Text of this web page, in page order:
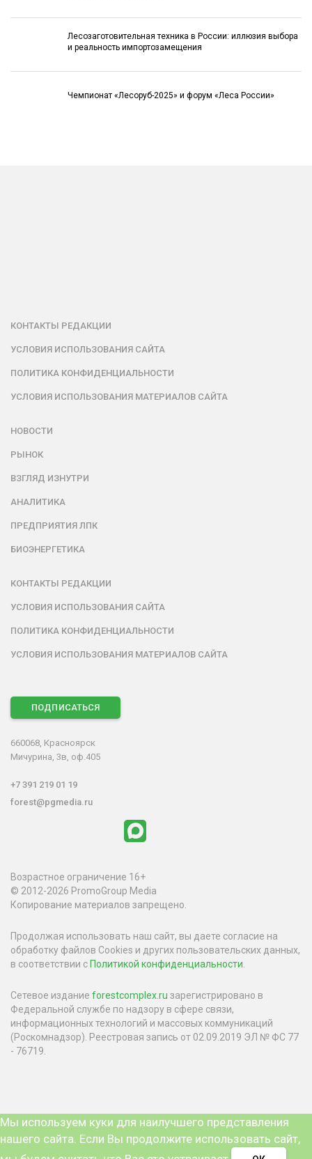
Лесозаготовительная техника в России: иллюзия выбора
и реальность импортозамещения
Чемпионат «Лесоруб-2025» и форум «Леса России»
КОНТАКТЫ РЕДАКЦИИ
УСЛОВИЯ ИСПОЛЬЗОВАНИЯ САЙТА
ПОЛИТИКА КОНФИДЕНЦИАЛЬНОСТИ
УСЛОВИЯ ИСПОЛЬЗОВАНИЯ МАТЕРИАЛОВ САЙТА
НОВОСТИ
РЫНОК
ВЗГЛЯД ИЗНУТРИ
АНАЛИТИКА
ПРЕДПРИЯТИЯ ЛПК
БИОЭНЕРГЕТИКА
КОНТАКТЫ РЕДАКЦИИ
УСЛОВИЯ ИСПОЛЬЗОВАНИЯ САЙТА
ПОЛИТИКА КОНФИДЕНЦИАЛЬНОСТИ
УСЛОВИЯ ИСПОЛЬЗОВАНИЯ МАТЕРИАЛОВ САЙТА
ПОДПИСАТЬСЯ
660068, Красноярск
Мичурина, 3в, оф.405
+7 391 219 01 19
forest@pgmedia.ru
Возрастное ограничение 16+
© 2012-2026 PromoGroup Media
Копирование материалов запрещено.
Продолжая использовать наш сайт, вы даете согласие на
обработку файлов Cookies и других пользовательских данных,
в соответствии с Политикой конфиденциальности.
Сетевое издание forestcomplex.ru зарегистрировано в
Федеральной службе по надзору в сфере связи,
информационных технологий и массовых коммуникаций
(Роскомнадзор). Реестровая запись от 02.09.2019 ЭЛ № ФС 77
- 76719.
Мы используем куки для наилучшего представления
нашего сайта. Если Вы продолжите использовать сайт,